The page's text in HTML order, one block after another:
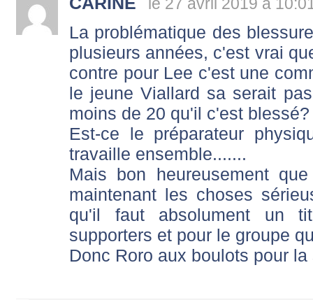
le 27 avril 2019 à
La problématique des
plusieurs années, c'est vrai
contre pour Lee c'est une
le jeune Viallard sa serait
moins de 20 qu'il c'est blessé?
Est-ce le préparateur
travaille ensemble.......
Mais bon heureusement
maintenant les choses
qu'il faut absolument un
supporters et pour le groupe
Donc Roro aux boulots pour